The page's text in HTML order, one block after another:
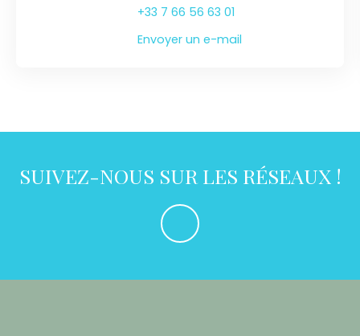
+33 7 66 56 63 01
Envoyer un e-mail
SUIVEZ-NOUS SUR LES RÉSEAUX !